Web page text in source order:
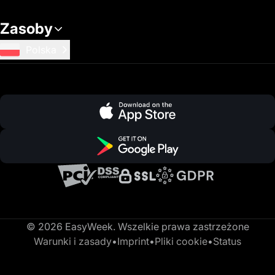
Zasoby
© 2026 EasyWeek. Wszelkie prawa zastrzeżone
Warunki i zasady•Imprint•Pliki cookie•Status